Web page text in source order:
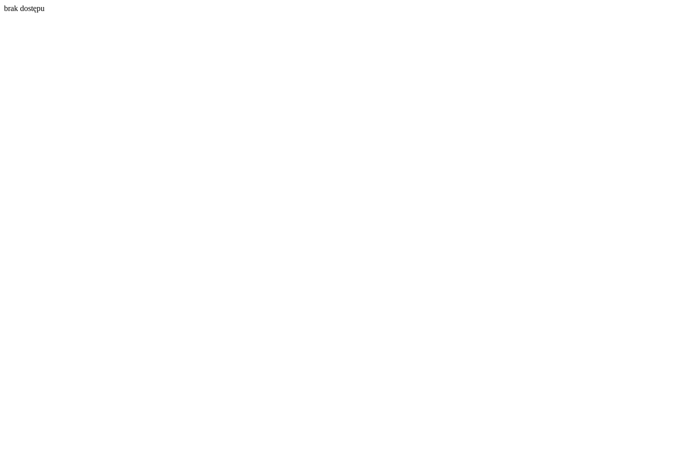
brak dostępu